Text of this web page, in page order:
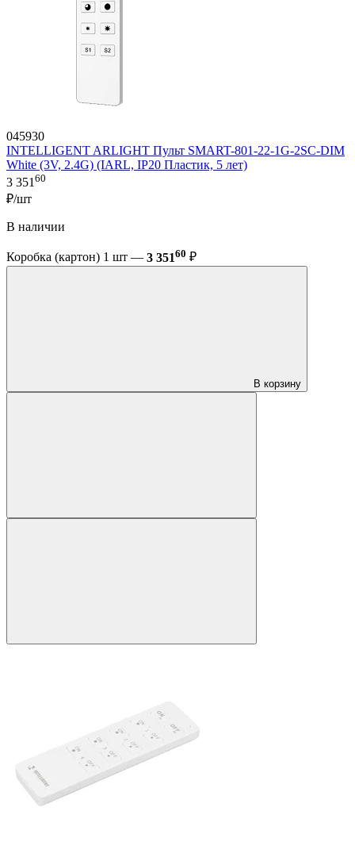
045930
INTELLIGENT ARLIGHT Пульт SMART-801-22-1G-2SC-DIM
White (3V, 2.4G) (IARL, IP20 Пластик, 5 лет)
3 35160
₽/шт
В наличии
Коробка (картон) 1 шт — 3 35160 ₽
В корзину